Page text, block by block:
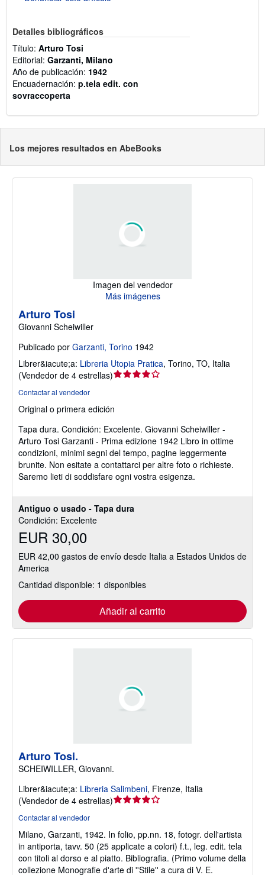
Detalles bibliográficos
Título: Arturo Tosi
Editorial: Garzanti, Milano
Año de publicación: 1942
Encuadernación: p.tela edit. con
sovraccoperta
Los mejores resultados en AbeBooks
Imagen del vendedor
Más imágenes
Antiguo o usado - Tapa dura
Condición: Excelente
EUR 30,00
EUR 42,00 gastos de envío desde Italia a Estados Unidos de
America
Cantidad disponible: 1 disponibles
Añadir al carrito
Arturo Tosi
Giovanni Scheiwiller
Publicado por Garzanti, Torino 1942
Librer&iacute;a: Libreria Utopia Pratica, Torino, TO, Italia
(Vendedor de 4 estrellas)Calificación
4
5
estrellas
Contactar al vendedor
Original o primera edición
Tapa dura. Condición: Excelente. Giovanni Scheiwiller -
Arturo Tosi Garzanti - Prima edizione 1942 Libro in ottime
condizioni, minimi segni del tempo, pagine leggermente
brunite. Non esitate a contattarci per altre foto o richieste.
Saremo lieti di soddisfare ogni vostra esigenza.
Arturo Tosi.
SCHEIWILLER, Giovanni.
Librer&iacute;a: Libreria Salimbeni, Firenze, Italia
(Vendedor de 4 estrellas)Calificación
4
de
5
estrellas
Contactar al vendedor
Milano, Garzanti, 1942. In folio, pp.nn. 18, fotogr. dell'artista
in antiporta, tavv. 50 (25 applicate a colori) f.t., leg. edit. tela
con titoli al dorso e al piatto. Bibliografia. (Primo volume della
collezione Monografie d'arte di ''Stile'' a cura di V. E.